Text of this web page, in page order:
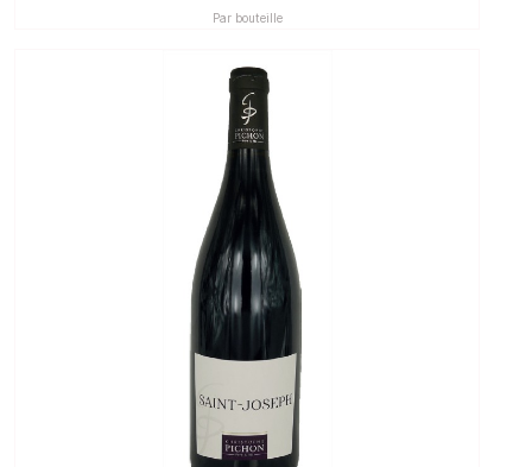
Par bouteille